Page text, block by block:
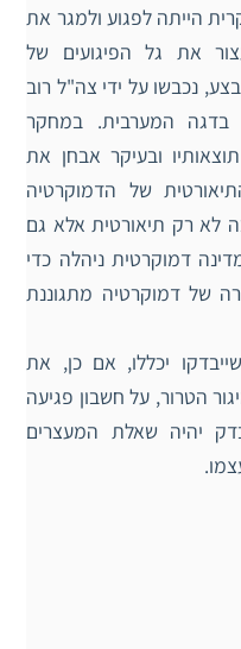
הייתה לפגוע ולמגר את
את גל הפיגועים של
נכבשו על ידי צה"ל רוב
בדגה המערבית. במחקר
ובעיקר אבחן את
של הדמוקרטיה
לא רק תיאורטית אלא גם
דמוקרטית ניהלה כדי
של דמוקרטיה מתגוננת
יכללו, אם כן, את
הטרור, על חשבון פגיעה
יהיה שאלת המעצרים